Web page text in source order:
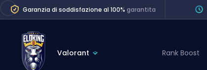
Garanzia di soddisfazione al 100%garantita
Valorant Rank Boost